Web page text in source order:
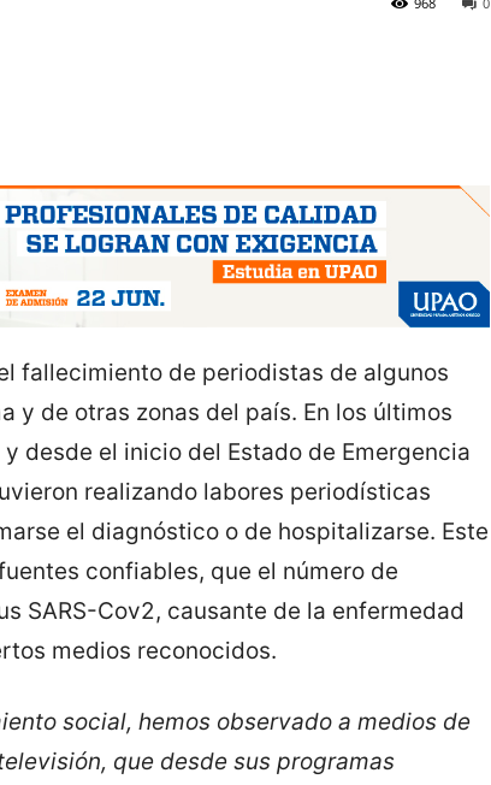
fallecimiento de periodistas de algunos
y de otras zonas del país. En los últimos
desde el inicio del Estado de Emergencia
realizando labores periodísticas
el diagnóstico o de hospitalizarse. Este
confiables, que el número de
SARS-Cov2, causante de la enfermedad
medios reconocidos.
social, hemos observado a medios de
que desde sus programas